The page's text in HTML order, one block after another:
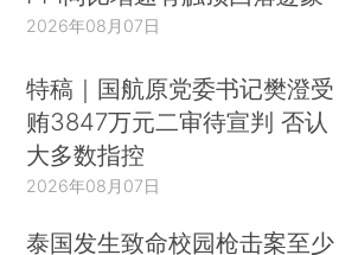
2026年08月07日
特稿｜国航原党委书记樊澄受
贿3847万元二审待宣判 否认
大多数指控
2026年08月07日
泰国发生致命校园枪击案至少